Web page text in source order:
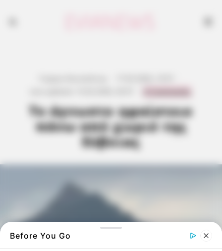
Το άγνωστο ηφαίστειο
πάνω από χωριό της
Εύβοιας
Before You Go